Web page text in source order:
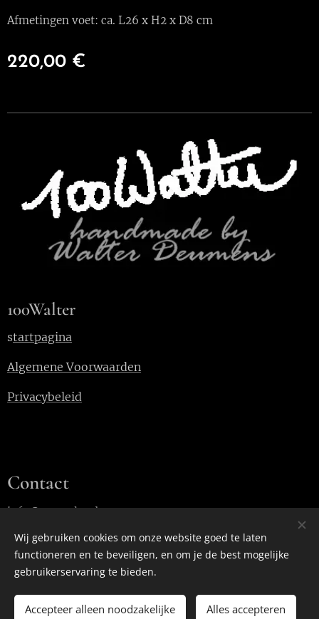
Afmetingen voet: ca. L26 x H2 x D8 cm
220,00 €
TOEVOEGEN AAN DE WINKELWAGEN
100Walter
startpagina
Algemene Voorwaarden
Privacybeleid
Contact
info@100walter.be
Cookies
Wij gebruiken cookies om onze website goed te laten
functioneren en te beveiligen, en om je de best mogelijke
gebruikerservaring te bieden.
Accepteer alleen noodzakelijke Alles accepteren